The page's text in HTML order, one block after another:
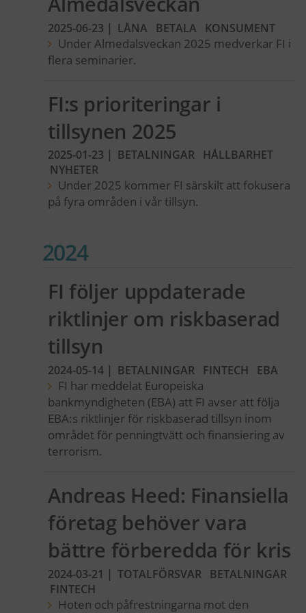
2025-06-23 | LÅNA BETALA KONSUMENT
Under Almedalsveckan 2025 medverkar FI i
flera seminarier.
FI:s prioriteringar i
tillsynen 2025
2025-01-23 | BETALNINGAR
HÅLLBARHET
NYHETER
Under 2025 kommer FI särskilt att fokusera
på fyra områden i vår tillsyn.
2024
FI följer uppdaterade
riktlinjer om riskbaserad
tillsyn
2024-05-14 | BETALNINGAR FINTECH EBA
FI har meddelat Europeiska
bankmyndigheten (EBA) att FI avser att följa
EBA:s riktlinjer för riskbaserad tillsyn inom
området för penningtvätt och finansiering av
terrorism.
Andreas Heed: Finansiella
företag behöver vara
bättre förberedda för kris
2024-03-21 | TOTALFÖRSVAR
BETALNINGAR
FINTECH
Hoten och påfrestningarna mot den